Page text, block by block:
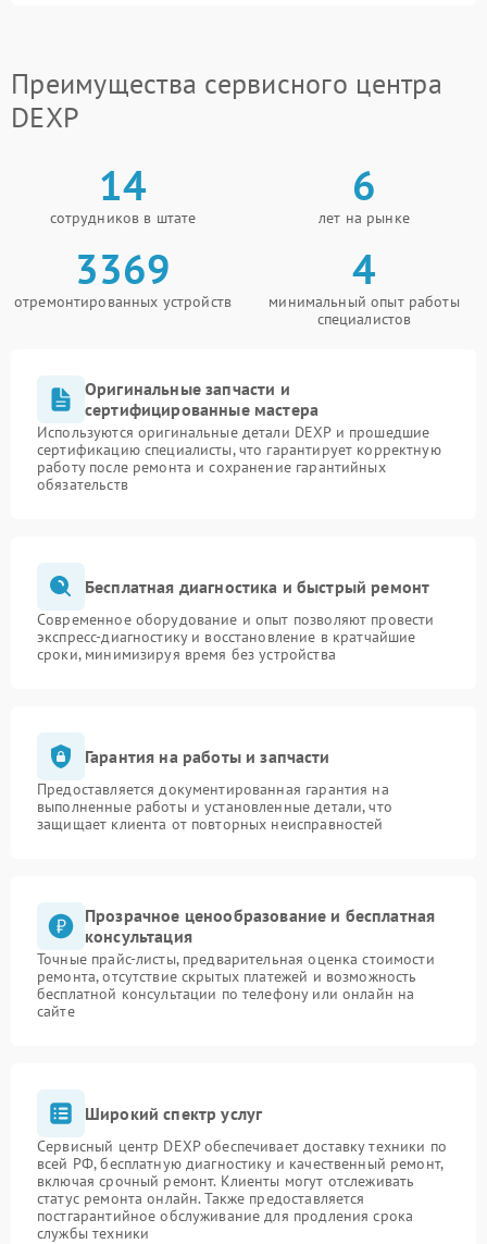
Преимущества сервисного центра
DEXP
14
сотрудников в штате
6
лет на рынке
3369
отремонтированных устройств
4
минимальный опыт работы
специалистов
Оригинальные запчасти и
сертифицированные мастера
Используются оригинальные детали DEXP и прошедшие
сертификацию специалисты, что гарантирует корректную
работу после ремонта и сохранение гарантийных
обязательств
Бесплатная диагностика и быстрый ремонт
Современное оборудование и опыт позволяют провести
экспресс-диагностику и восстановление в кратчайшие
сроки, минимизируя время без устройства
Гарантия на работы и запчасти
Предоставляется документированная гарантия на
выполненные работы и установленные детали, что
защищает клиента от повторных неисправностей
Прозрачное ценообразование и бесплатная
консультация
Точные прайс-листы, предварительная оценка стоимости
ремонта, отсутствие скрытых платежей и возможность
бесплатной консультации по телефону или онлайн на
сайте
Широкий спектр услуг
Сервисный центр DEXP обеспечивает доставку техники по
всей РФ, бесплатную диагностику и качественный ремонт,
включая срочный ремонт. Клиенты могут отслеживать
статус ремонта онлайн. Также предоставляется
постгарантийное обслуживание для продления срока
службы техники